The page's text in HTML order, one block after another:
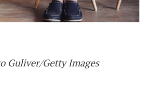
Guliver/Getty Images